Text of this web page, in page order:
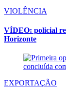
VIOLÊNCIA
VÍDEO: policial
Horizonte
EXPORTAÇÃO